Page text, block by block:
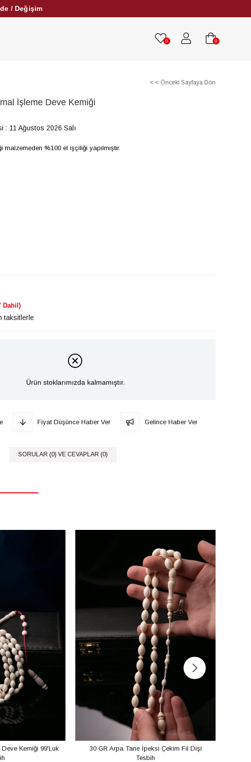
/ Değişim
0 0
< < Önceki Sayfaya Dön
İşleme Deve Kemiği
: 11 Ağustos 2026 Salı
%100 el işçiliği yapılmıştır.
Dahil)
taksitlerle
Ürün stoklarımızda kalmamıştır.
Fiyat Düşünce Haber Ver Gelince Haber Ver
SORULAR (0) VE CEVAPLAR (0)
Deve Kemiği 99'Luk
30 GR Arpa Tane İpeksi Çekim Fil Dişi
Tesbih